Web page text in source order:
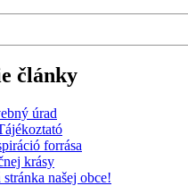
články
úrad
forrása
krásy
našej obce!